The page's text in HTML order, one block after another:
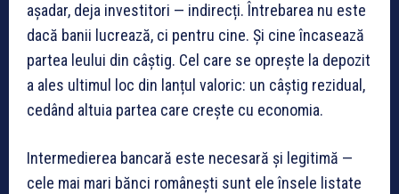
așadar, deja investitori — indirecți. Întrebarea nu este
dacă banii lucrează, ci pentru cine. Și cine încasează
partea leului din câștig. Cel care se oprește la depozit
a ales ultimul loc din lanțul valoric: un câștig rezidual,
cedând altuia partea care crește cu economia.
Intermedierea bancară este necesară și legitimă —
cele mai mari bănci românești sunt ele însele listate